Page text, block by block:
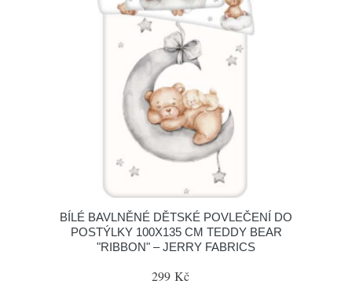
BÍLÉ BAVLNĚNÉ DĚTSKÉ POVLEČENÍ DO
POSTÝLKY 100X135 CM TEDDY BEAR
"RIBBON" – JERRY FABRICS
299 Kč